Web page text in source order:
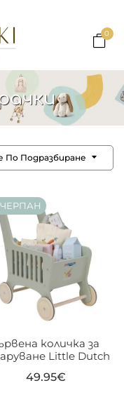
0
По Подразбиране
количка за
Little Dutch
49.95€